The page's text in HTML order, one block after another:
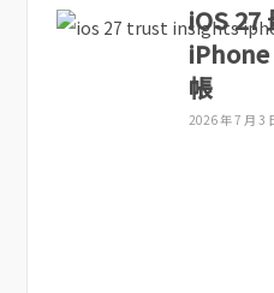
iOS 27
iPhone
帳
2026 年 7 月 3